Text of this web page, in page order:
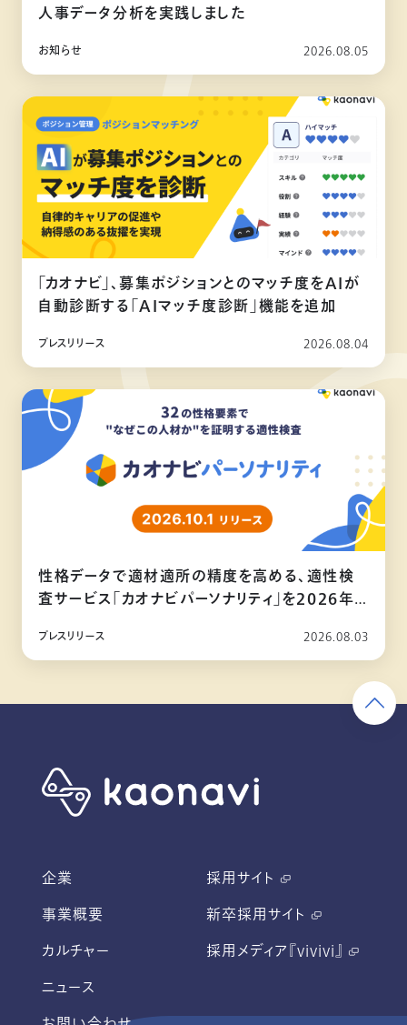
人事データ分析を実践しました
お知らせ 2026.08.05
「カオナビ」、募集ポジションとのマッチ度をAIが
自動診断する「AIマッチ度診断」機能を追加
プレスリリース 2026.08.04
性格データで適材適所の精度を高める、適性検
査サービス「カオナビパーソナリティ」を2026年
プレスリリース 2026.08.03
企業
事業概要
カルチャー
ニュース
採用サイト
新卒採用サイト
採用メディア『vivivi』